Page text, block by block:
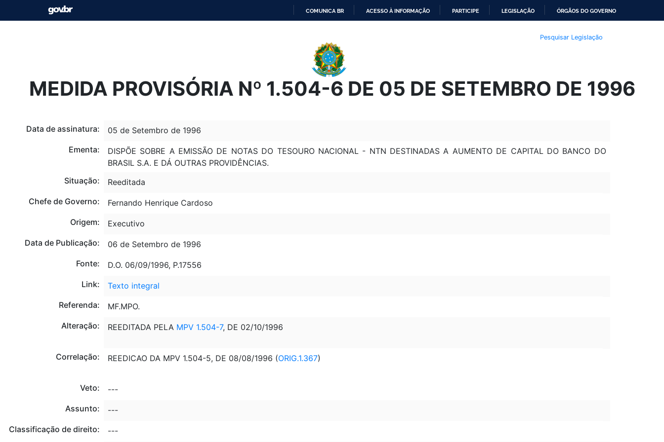
O
CONTEÚDO
COMUNICA BR ACESSO À INFORMAÇÃO PARTICIPE LEGISLAÇÃO ÓRGÃOS DO GOVERNO
Pesquisar Legislação
MEDIDA PROVISÓRIA Nº 1.504-6 DE 05 DE SETEMBRO DE 1996
Data de assinatura:
05 de Setembro de 1996
Ementa:
DISPÕE SOBRE A EMISSÃO DE NOTAS DO TESOURO NACIONAL - NTN DESTINADAS A AUMENTO DE CAPITAL DO BANCO DO
BRASIL S.A. E DÁ OUTRAS PROVIDÊNCIAS.
Situação:
Reeditada
Chefe de Governo:
Fernando Henrique Cardoso
Origem:
Executivo
Data de Publicação:
06 de Setembro de 1996
Fonte:
D.O. 06/09/1996, P.17556
Link:
Texto integral
Referenda:
MF.MPO.
Alteração:
REEDITADA PELA MPV 1.504-7, DE 02/10/1996
Correlação: REEDICAO DA MPV 1.504-5, DE 08/08/1996 (ORIG.1.367)
Veto:
---
Assunto:
---
Classificação de direito:
---